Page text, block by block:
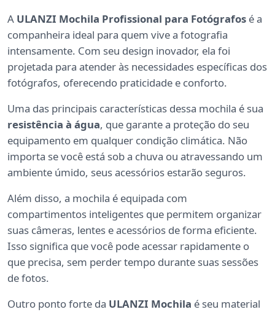
A ULANZI Mochila Profissional para Fotógrafos é a
companheira ideal para quem vive a fotografia
intensamente. Com seu design inovador, ela foi
projetada para atender às necessidades específicas dos
fotógrafos, oferecendo praticidade e conforto.
Uma das principais características dessa mochila é sua
resistência à água, que garante a proteção do seu
equipamento em qualquer condição climática. Não
importa se você está sob a chuva ou atravessando um
ambiente úmido, seus acessórios estarão seguros.
Além disso, a mochila é equipada com
compartimentos inteligentes que permitem organizar
suas câmeras, lentes e acessórios de forma eficiente.
Isso significa que você pode acessar rapidamente o
que precisa, sem perder tempo durante suas sessões
de fotos.
Outro ponto forte da ULANZI Mochila é seu material